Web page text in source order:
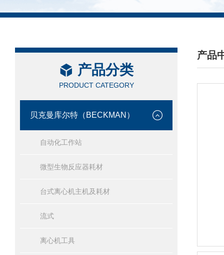
产品分类
PRODUCT CATEGORY
贝克曼库尔特（BECKMAN）
自动化工作站
微型生物反应器耗材
台式离心机主机及耗材
流式
离心机工具
产品
/